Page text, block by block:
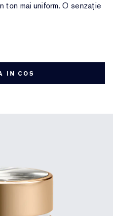
ton mai uniform. O senzație
IN COS